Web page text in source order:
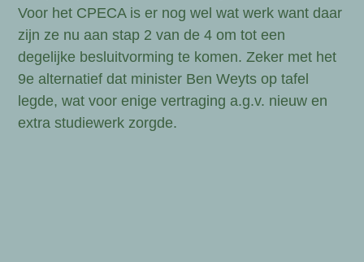
Voor het CPECA is er nog wel wat werk want daar
zijn ze nu aan stap 2 van de 4 om tot een
degelijke besluitvorming te komen. Zeker met het
9e alternatief dat minister Ben Weyts op tafel
legde, wat voor enige vertraging a.g.v. nieuw en
extra studiewerk zorgde.